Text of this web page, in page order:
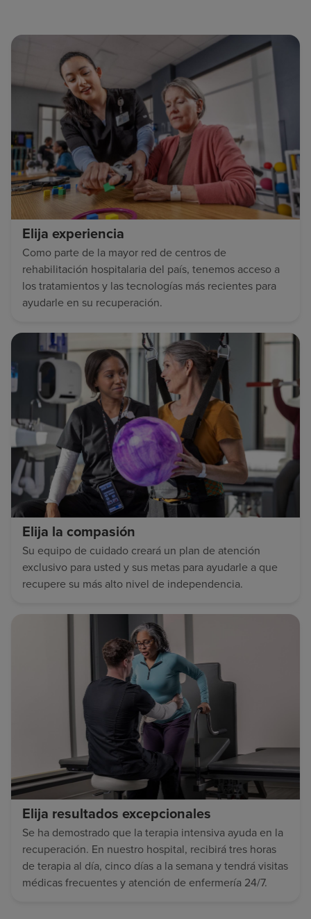
Elija experiencia
Como parte de la mayor red de centros de
rehabilitación hospitalaria del país, tenemos acceso a
los tratamientos y las tecnologías más recientes para
ayudarle en su recuperación.
Elija la compasión
Su equipo de cuidado creará un plan de atención
exclusivo para usted y sus metas para ayudarle a que
recupere su más alto nivel de independencia.
Elija resultados excepcionales
Se ha demostrado que la terapia intensiva ayuda en la
recuperación. En nuestro hospital, recibirá tres horas
de terapia al día, cinco días a la semana y tendrá visitas
médicas frecuentes y atención de enfermería 24/7.